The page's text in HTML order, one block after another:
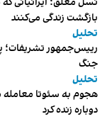
بازگشت زندگی می‌کنند
تحلیل
رییس‌جمهور تشریفات؛
جنگ
تحلیل
هجوم به سئوتا معامله
دوباره زنده کرد